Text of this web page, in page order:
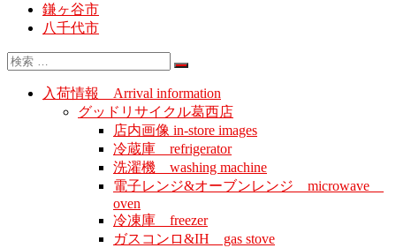
鎌ヶ谷市
八千代市
入荷情報 Arrival information
グッドリサイクル葛西店
店内画像 in-store images
冷蔵庫 refrigerator
洗濯機 washing machine
電子レンジ&オーブンレンジ microwave
oven
冷凍庫 freezer
ガスコンロ&IH gas stove